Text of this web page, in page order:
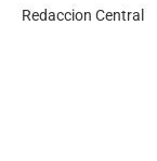
Redaccion Central